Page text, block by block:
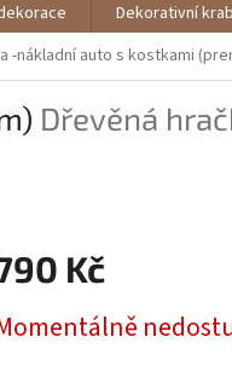
Dekorativní
-nákladní auto s kostkami
Dřevěná
Kč